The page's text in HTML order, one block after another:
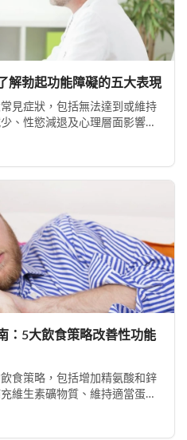
解勃起功能障礙的五大表現
見症狀，包括無法達到或維持
、性慾減退及心理層面影響。
：5大飲食策略改善性功能
食策略，包括增加精氨酸和鋅
維生素礦物質、維持適當蛋白